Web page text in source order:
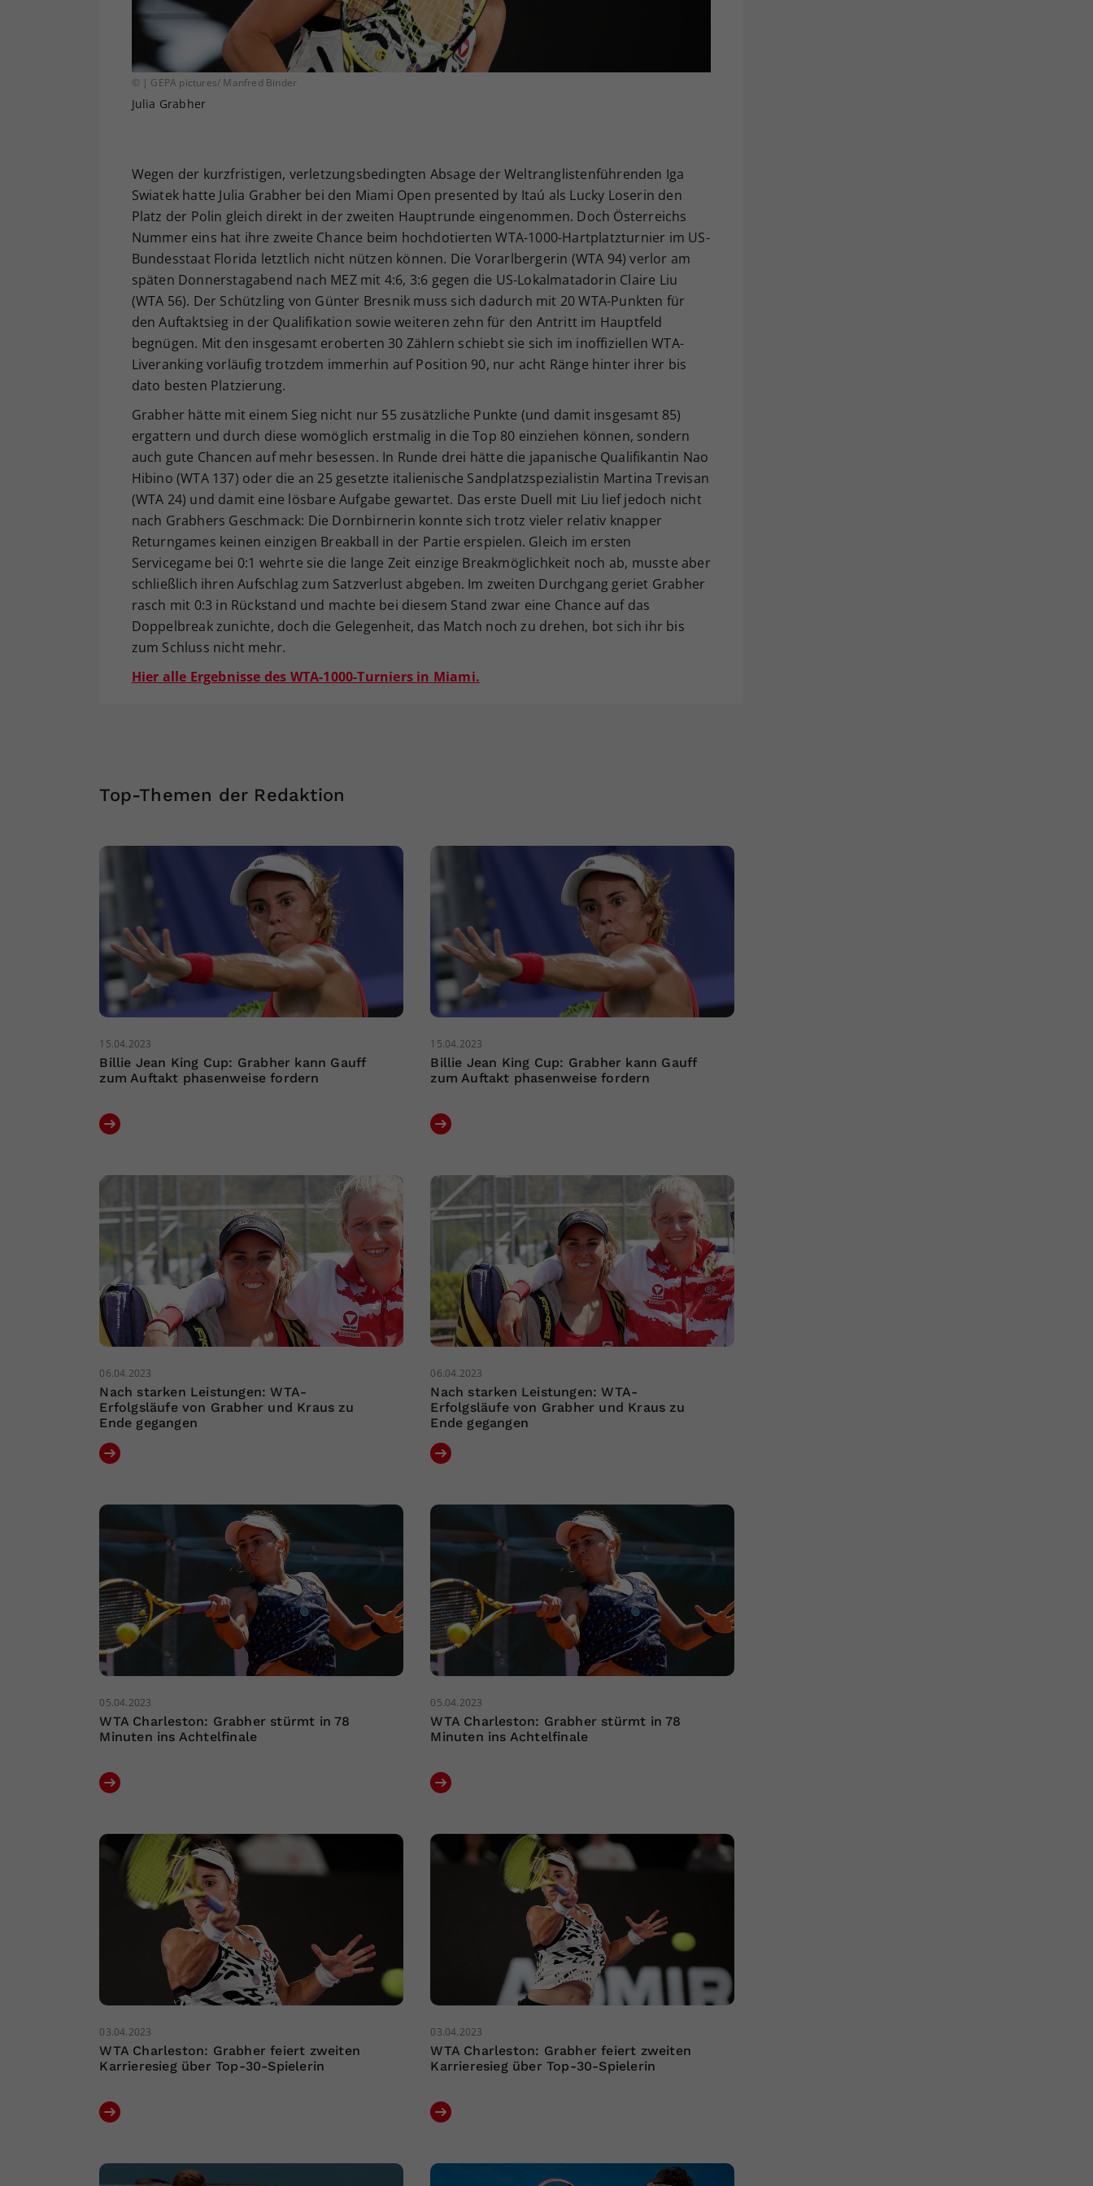
© | GEPA pictures/ Manfred Binder
Julia Grabher
Wegen der kurzfristigen, verletzungsbedingten Absage der Weltranglistenführenden Iga
Swiatek hatte Julia Grabher bei den Miami Open presented by Itaú als Lucky Loserin den
Platz der Polin gleich direkt in der zweiten Hauptrunde eingenommen. Doch Österreichs
Nummer eins hat ihre zweite Chance beim hochdotierten WTA-1000-Hartplatzturnier im US-
Bundesstaat Florida letztlich nicht nützen können. Die Vorarlbergerin (WTA 94) verlor am
späten Donnerstagabend nach MEZ mit 4:6, 3:6 gegen die US-Lokalmatadorin Claire Liu
(WTA 56). Der Schützling von Günter Bresnik muss sich dadurch mit 20 WTA-Punkten für
den Auftaktsieg in der Qualifikation sowie weiteren zehn für den Antritt im Hauptfeld
begnügen. Mit den insgesamt eroberten 30 Zählern schiebt sie sich im inoffiziellen WTA-
Liveranking vorläufig trotzdem immerhin auf Position 90, nur acht Ränge hinter ihrer bis
dato besten Platzierung.
Grabher hätte mit einem Sieg nicht nur 55 zusätzliche Punkte (und damit insgesamt 85)
ergattern und durch diese womöglich erstmalig in die Top 80 einziehen können, sondern
auch gute Chancen auf mehr besessen. In Runde drei hätte die japanische Qualifikantin Nao
Hibino (WTA 137) oder die an 25 gesetzte italienische Sandplatzspezialistin Martina Trevisan
(WTA 24) und damit eine lösbare Aufgabe gewartet. Das erste Duell mit Liu lief jedoch nicht
nach Grabhers Geschmack: Die Dornbirnerin konnte sich trotz vieler relativ knapper
Returngames keinen einzigen Breakball in der Partie erspielen. Gleich im ersten
Servicegame bei 0:1 wehrte sie die lange Zeit einzige Breakmöglichkeit noch ab, musste aber
schließlich ihren Aufschlag zum Satzverlust abgeben. Im zweiten Durchgang geriet Grabher
rasch mit 0:3 in Rückstand und machte bei diesem Stand zwar eine Chance auf das
Doppelbreak zunichte, doch die Gelegenheit, das Match noch zu drehen, bot sich ihr bis
zum Schluss nicht mehr.
Hier alle Ergebnisse des WTA-1000-Turniers in Miami.
Top-Themen der Redaktion
15.04.2023
Billie Jean King Cup: Grabher kann Gauff
zum Auftakt phasenweise fordern
15.04.2023
Billie Jean King Cup: Grabher kann Gauff
zum Auftakt phasenweise fordern
06.04.2023
Nach starken Leistungen: WTA-
Erfolgsläufe von Grabher und Kraus zu
Ende gegangen
06.04.2023
Nach starken Leistungen: WTA-
Erfolgsläufe von Grabher und Kraus zu
Ende gegangen
05.04.2023
WTA Charleston: Grabher stürmt in 78
Minuten ins Achtelfinale
05.04.2023
WTA Charleston: Grabher stürmt in 78
Minuten ins Achtelfinale
03.04.2023
WTA Charleston: Grabher feiert zweiten
Karrieresieg über Top-30-Spielerin
03.04.2023
WTA Charleston: Grabher feiert zweiten
Karrieresieg über Top-30-Spielerin
Ihrer vorgenommen Einstellungen, falls der
Webseiten-Betreiber dies eingestellt hat.